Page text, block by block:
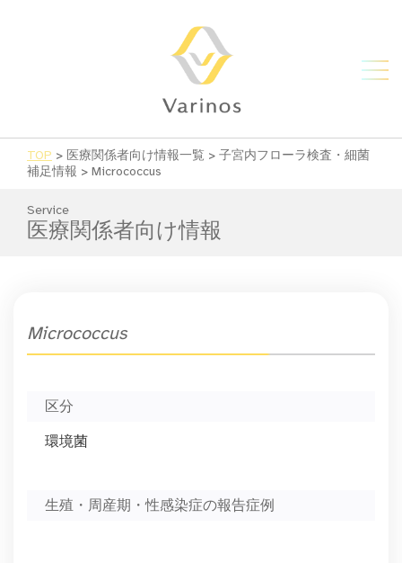
TOP > 医療関係者向け情報一覧 > 子宮内フローラ検査・細菌
補足情報 > Micrococcus
Service
医療関係者向け情報
Micrococcus
区分
環境菌
生殖・周産期・性感染症の報告症例